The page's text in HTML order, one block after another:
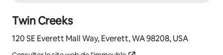
Twin Creeks
120 SE Everett Mall Way, Everett, WA 98208, USA